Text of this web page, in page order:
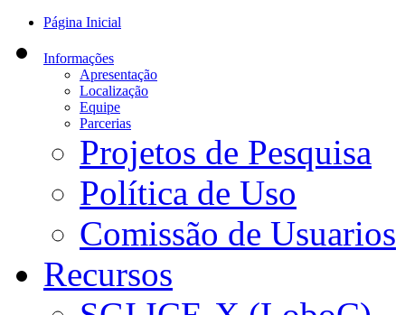
Página Inicial
Informações
Apresentação
Localização
Equipe
Parcerias
Projetos de Pesquisa
Política de Uso
Comissão de Usuarios
Recursos